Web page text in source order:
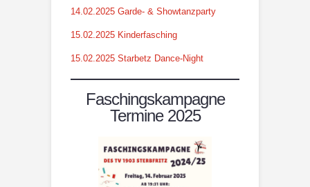
14.02.2025 Garde- & Showtanzparty
15.02.2025 Kinderfasching
15.02.2025 Starbetz Dance-Night
Faschingskampagne
Termine 2025